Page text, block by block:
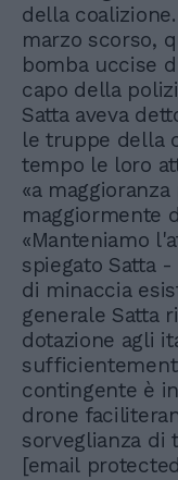
della
marzo scorso,
bomba uccise
capo della
Satta aveva
le truppe della
tempo le loro
«a
maggiormente
«Manteniamo
spiegato Satta
di minaccia
generale Satta
dotazione agli
contingente è
drone
sorveglianza di
[email